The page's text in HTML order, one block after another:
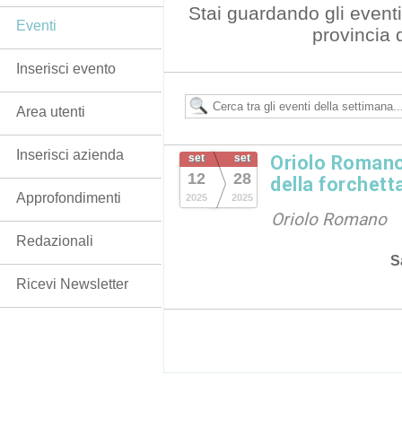
Stai guardando gli
provincia
set
12
2025
set
28
2025
Oriolo
della
Oriolo Romano
Eventi
Inserisci evento
Area utenti
Inserisci azienda
Approfondimenti
Redazionali
Ricevi Newsletter